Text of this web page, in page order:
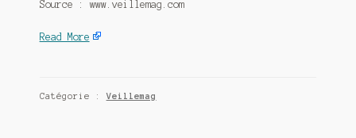
Source : www.veillemag.com
Read More
Catégorie :Veillemag